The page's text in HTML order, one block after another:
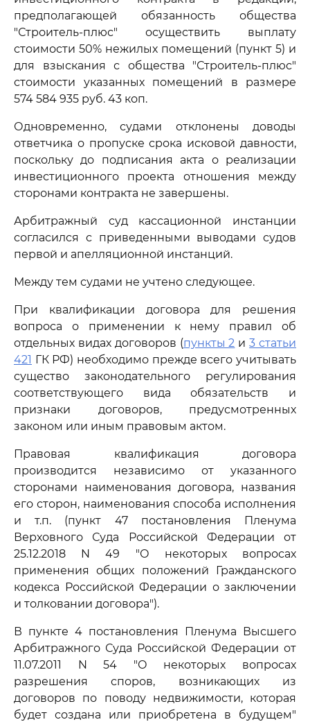
предполагающей обязанность общества
"Строитель-плюс" осуществить выплату
стоимости 50% нежилых помещений (пункт 5) и
для взыскания с общества "Строитель-плюс"
стоимости указанных помещений в размере
574 584 935 руб. 43 коп.
Одновременно, судами отклонены доводы
ответчика о пропуске срока исковой давности,
поскольку до подписания акта о реализации
инвестиционного проекта отношения между
сторонами контракта не завершены.
Арбитражный суд кассационной инстанции
согласился с приведенными выводами судов
первой и апелляционной инстанций.
Между тем судами не учтено следующее.
При квалификации договора для решения
вопроса о применении к нему правил об
отдельных видах договоров (пункты 2 и3 статьи
421 ГК РФ) необходимо прежде всего учитывать
существо законодательного регулирования
соответствующего вида обязательств и
признаки договоров, предусмотренных
законом или иным правовым актом.
Правовая квалификация договора
производится независимо от указанного
сторонами наименования договора, названия
его сторон, наименования способа исполнения
и т.п. (пункт 47 постановления Пленума
Верховного Суда Российской Федерации от
25.12.2018 N 49 "О некоторых вопросах
применения общих положений Гражданского
кодекса Российской Федерации о заключении
и толковании договора").
В пункте 4 постановления Пленума Высшего
Арбитражного Суда Российской Федерации от
11.07.2011 N 54 "О некоторых вопросах
разрешения споров, возникающих из
договоров по поводу недвижимости, которая
будет создана или приобретена в будущем"